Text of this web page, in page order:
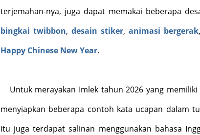
terjemahan-nya, juga dapat memakai beberapa
bingkai twibbon, desain stiker, animasi bergerak,
Happy Chinese New Year.
Untuk merayakan Imlek tahun 2026 yang
menyiapkan beberapa contoh kata ucapan dalam
itu juga terdapat salinan menggunakan bahasa